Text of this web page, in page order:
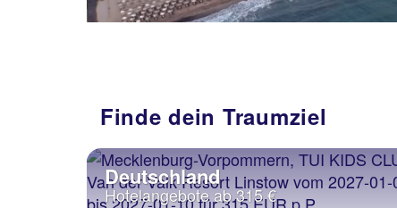
Finde dein Traumziel
Deutschland
Hotelangebote ab 315 €